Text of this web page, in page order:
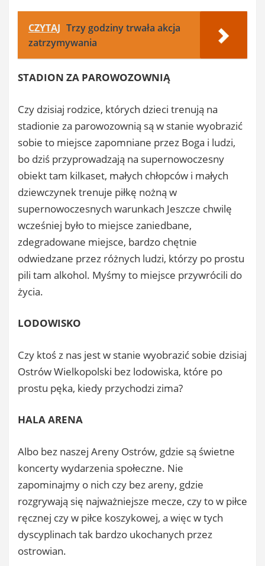
CZYTAJ Trzy godziny trwała akcja
zatrzymywania
STADION ZA PAROWOZOWNIĄ
Czy dzisiaj rodzice, których dzieci trenują na
stadionie za parowozownią są w stanie wyobrazić
sobie to miejsce zapomniane przez Boga i ludzi,
bo dziś przyprowadzają na supernowoczesny
obiekt tam kilkaset, małych chłopców i małych
dziewczynek trenuje piłkę nożną w
supernowoczesnych warunkach Jeszcze chwilę
wcześniej było to miejsce zaniedbane,
zdegradowane miejsce, bardzo chętnie
odwiedzane przez różnych ludzi, którzy po prostu
pili tam alkohol. Myśmy to miejsce przywrócili do
życia.
LODOWISKO
Czy ktoś z nas jest w stanie wyobrazić sobie dzisiaj
Ostrów Wielkopolski bez lodowiska, które po
prostu pęka, kiedy przychodzi zima?
HALA ARENA
Albo bez naszej Areny Ostrów, gdzie są świetne
koncerty wydarzenia społeczne. Nie
zapominajmy o nich czy bez areny, gdzie
rozgrywają się najważniejsze mecze, czy to w piłce
ręcznej czy w piłce koszykowej, a więc w tych
dyscyplinach tak bardzo ukochanych przez
ostrowian.